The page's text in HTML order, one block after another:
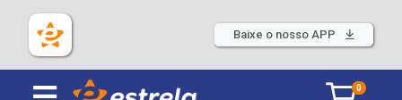
Baixe o nosso APP
0